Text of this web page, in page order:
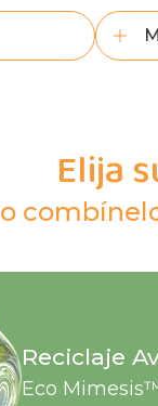
Elija
Reciclaje
Eco